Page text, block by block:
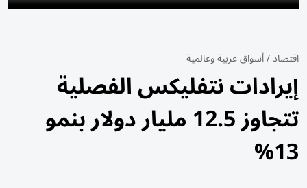
اقتصاد/أسواق عربية وعالمية
إيرادات نتفليكس الفصلية
تتجاوز 12.5 مليار دولار بنمو
13%